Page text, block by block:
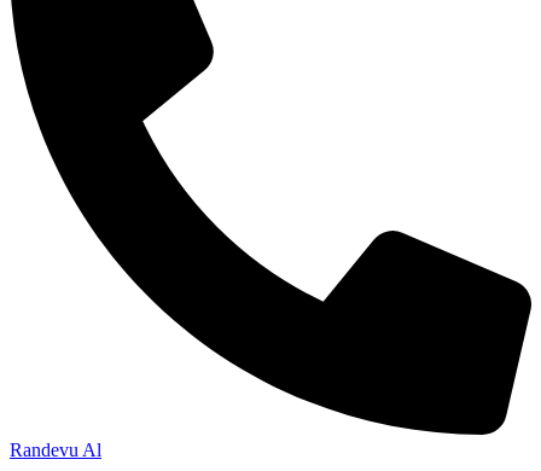
Randevu Al